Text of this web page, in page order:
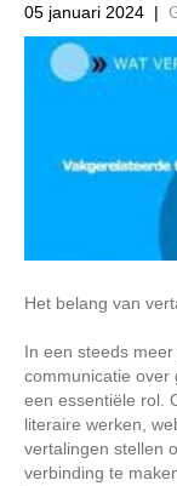
05 januari 2024 |
Het belang van
In een steeds
communicatie over
een essentiële rol.
literaire werken,
vertalingen stellen
verbinding te